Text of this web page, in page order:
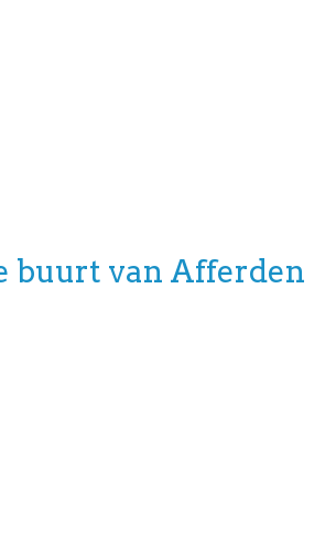
buurt van Afferden